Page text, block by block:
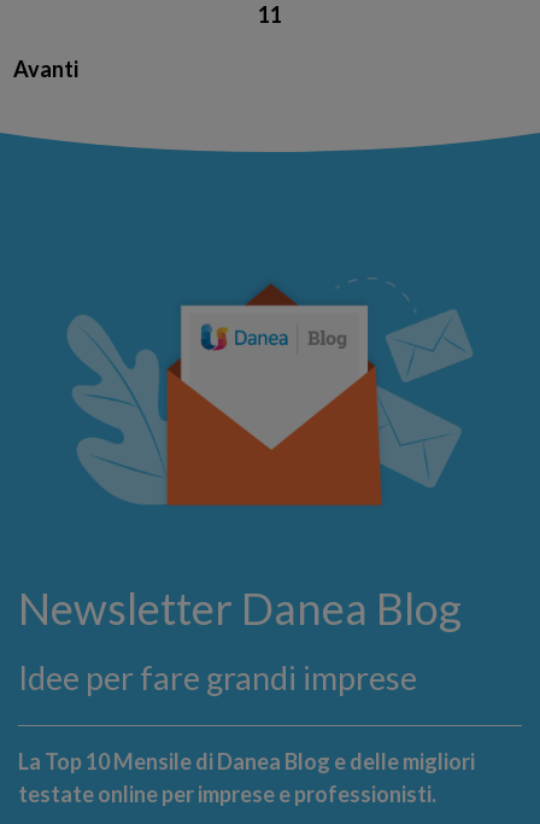
11
Avanti
Newsletter Danea Blog
Idee per fare grandi imprese
La Top 10 Mensile di Danea Blog e delle migliori
testate online per imprese e professionisti.